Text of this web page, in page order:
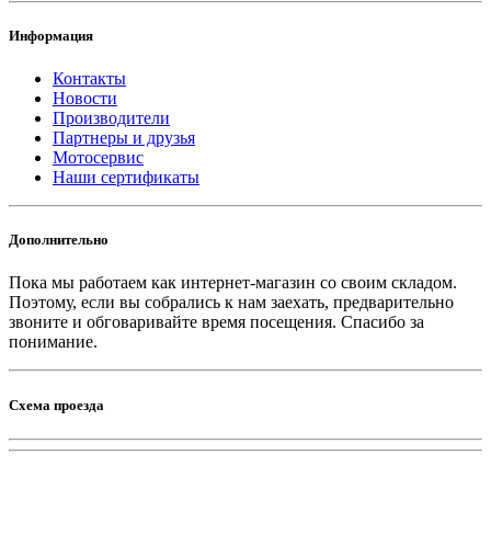
Информация
Контакты
Новости
Производители
Партнеры и друзья
Мотосервис
Наши сертификаты
Дополнительно
Пока мы работаем как интернет-магазин со своим складом.
Поэтому, если вы собрались к нам заехать, предварительно
звоните и обговаривайте время посещения. Спасибо за
понимание.
Схема проезда